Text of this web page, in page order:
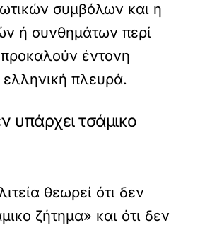
συμβόλων και η
ή συνθημάτων περί
έντονη
πλευρά.
υπάρχει τσάμικο
θεωρεί ότι δεν
ζήτημα» και ότι δεν